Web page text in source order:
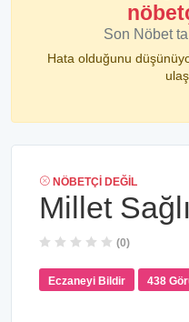
Son Nöbet
Hata olduğunu
NÖBETÇI DEĞIL
Millet
(0)
Eczaneyi Bildir 438